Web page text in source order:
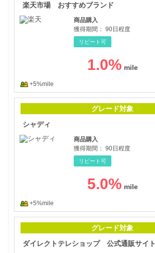
楽天市場 おすすめブランド
商品購入
獲得期間： 90日程度
リピート可
1.0%
+5%mile
グレード対象
シャディ
商品購入
獲得期間： 90日程度
リピート可
5.0%
+5%mile
グレード対象
ダイレクトテレショップ 公式通販サイト